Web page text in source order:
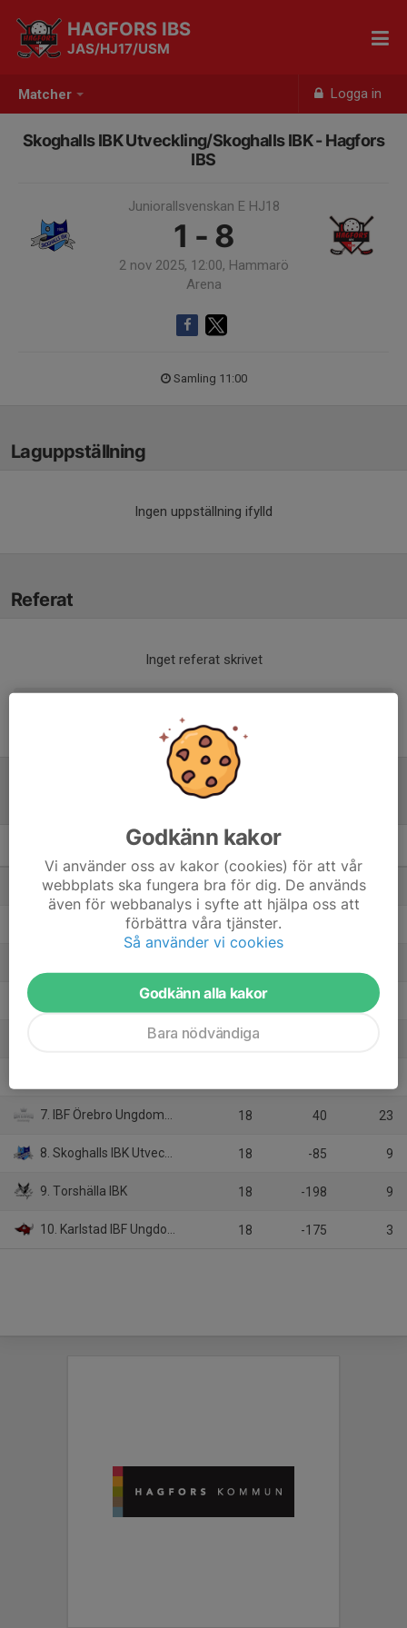
Matcher Logga in
HAGFORS IBS
JAS/HJ17/USM
Skoghalls IBK Utveckling/Skoghalls IBK - Hagfors
IBS
Juniorallsvenskan E HJ18
1 - 8
2 nov 2025, 12:00, Hammarö
Arena
Samling 11:00
Laguppställning
Ingen uppställning ifylld
Referat
Inget referat skrivet
1. Skälby IBK/IBK Köping Ungdomsförening 18 119
2. Lillån IBK Ungdom/Lillån IBK 18
4. Hagfors IBS/Edebäck IBF 18 37
18
7. IBF Örebro Ungdom/Ekeby IF 18 40 23
8. Skoghalls IBK Utveckling/Skoghalls IBK 18 -85 9
9. Torshälla IBK 18 -198 9
10. Karlstad IBF Ungdom 18 -175 3
Godkänn kakor
Vi använder oss av kakor (cookies) för att vår
webbplats ska fungera bra för dig. De används
även för webbanalys i syfte att hjälpa oss att
förbättra våra tjänster.
Så använder vi cookies
Godkänn alla kakor
Bara nödvändiga